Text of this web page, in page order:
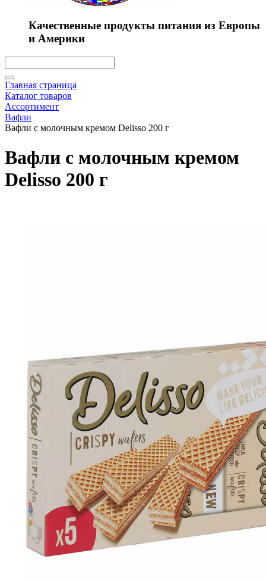
Качественные продукты питания из Европы
и Америки
Главная страница
Каталог товаров
Ассортимент
Вафли
Вафли с молочным кремом Delisso 200 г
Вафли с молочным кремом
Delisso 200 г